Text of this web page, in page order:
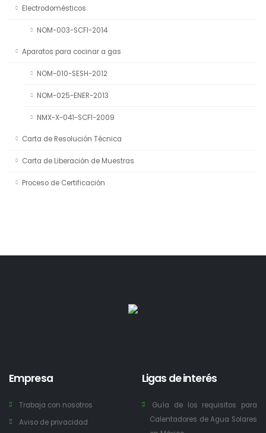
Electrodomésticos
NOM-003-SCFI-2014
Aparatos para cocinar a gas
NOM-010-SESH-2012
NOM-025-ENER-2013
NMX-X-041-SCFI-2009
Carta de Resolución Técnica
Carta de Liberación de Muestras
Proceso de Certificación
Empresa
Trabaja con nosotros
Aviso de privacidad
Ligas de interés
Guía de los requisitos para
Calentadores de Agua Solares